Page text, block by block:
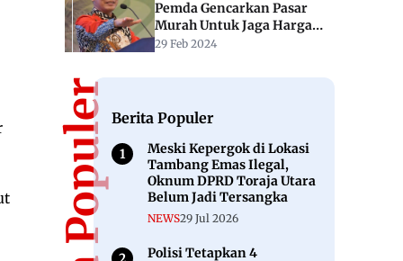
Pemda Gencarkan Pasar
Murah Untuk Jaga Harga
Pangan
29 Feb 2024
Berita Populer
Meski Kepergok di Lokasi
Tambang Emas Ilegal,
Oknum DPRD Toraja Utara
Belum Jadi Tersangka
NEWS29 Jul 2026
Polisi Tetapkan 4